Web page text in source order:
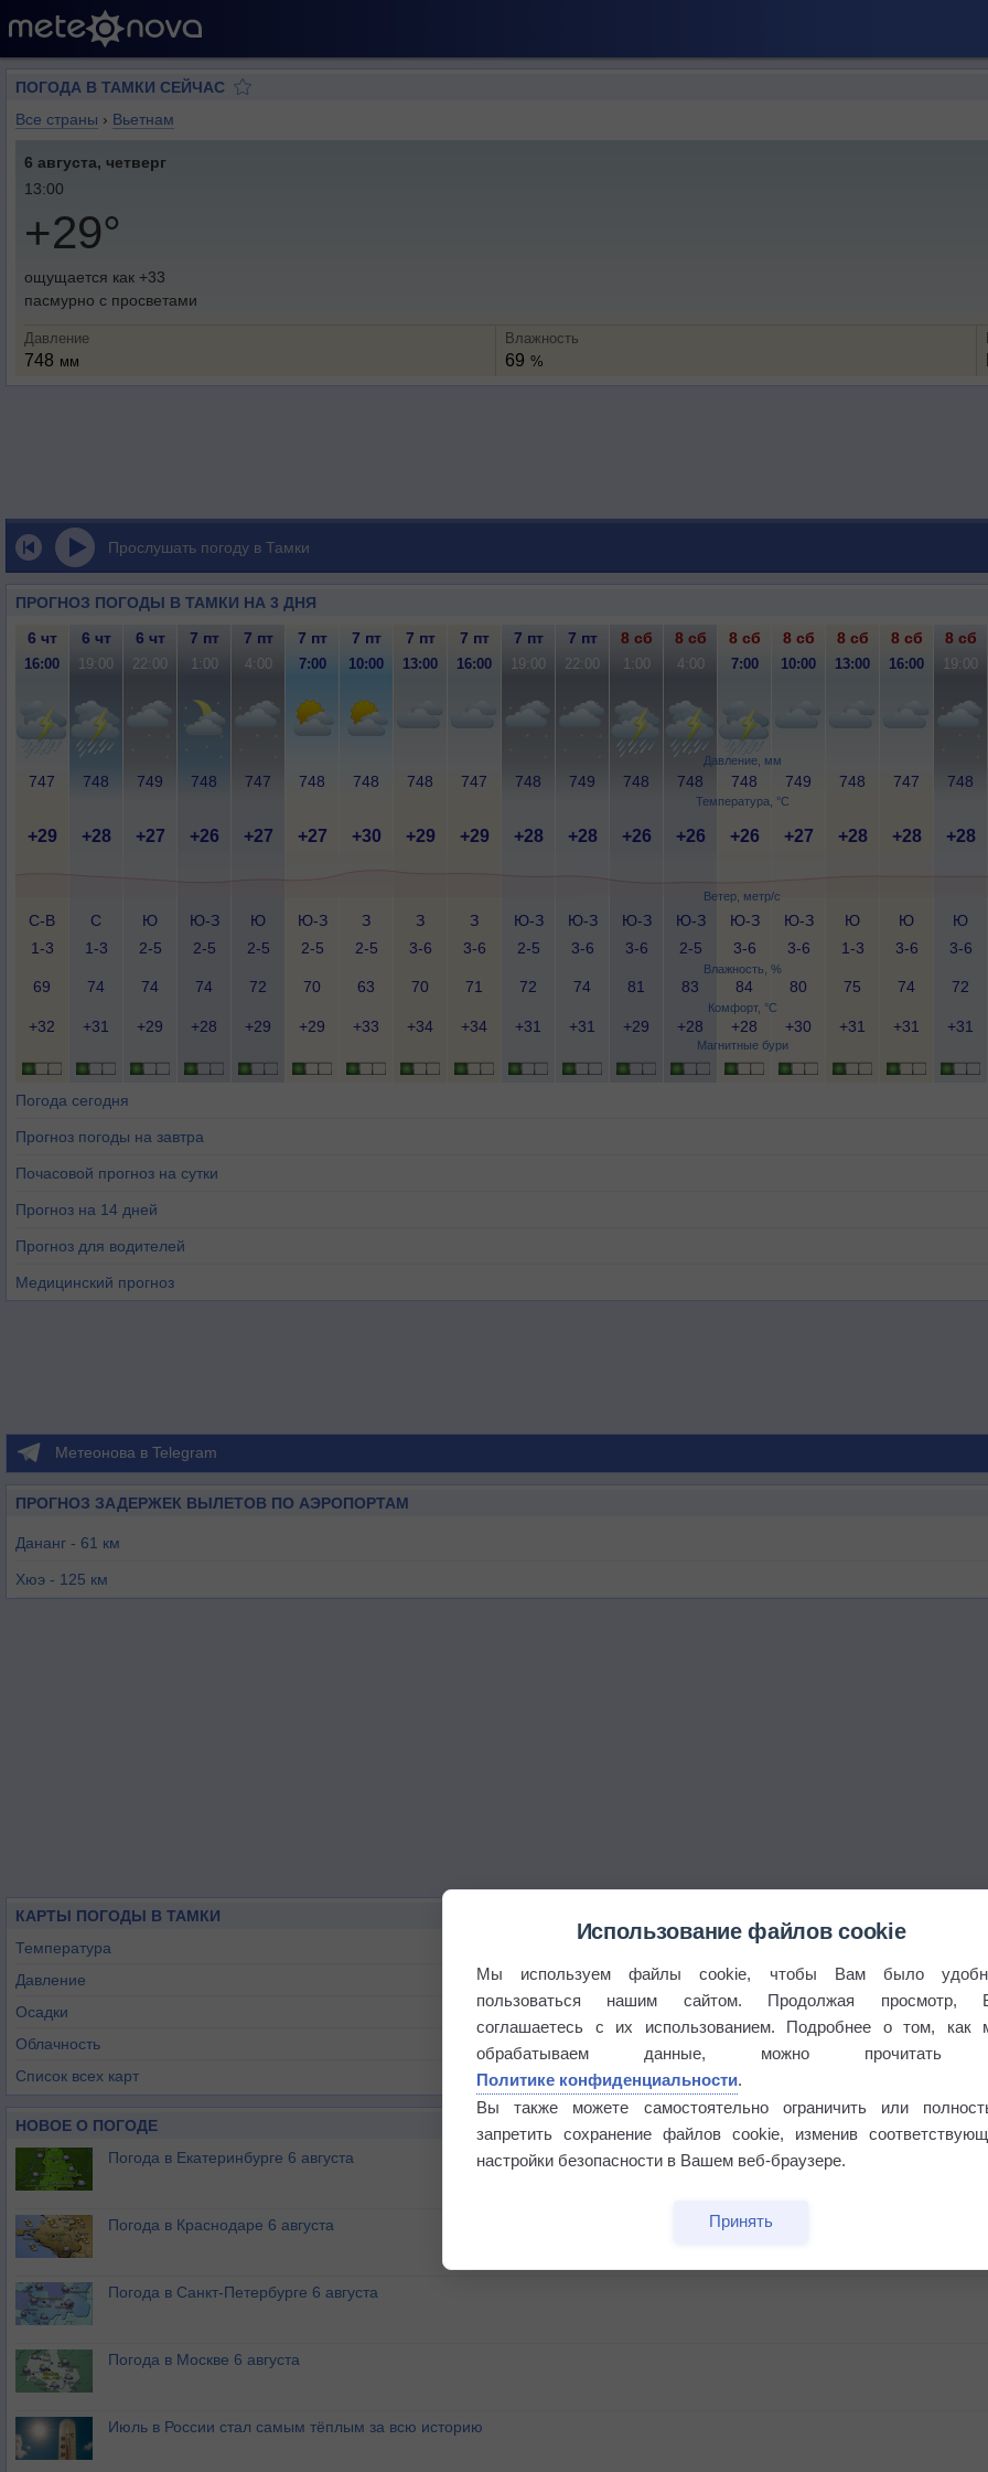
ПОГОДА В ТАМКИ СЕЙЧАС
Все страны › Вьетнам
6 августа, четверг
13:00
+29°
ощущается как +33
пасмурно с просветами
Давление
748 мм
Влажность
69 %
Прослушать погоду в Тамки
ПРОГНОЗ ПОГОДЫ В ТАМКИ НА 3 ДНЯ
Давление, мм
Температура, °C
Ветер, метр/с
Влажность, %
Комфорт, °C
Магнитные бури
6 чт 6 чт 6 чт 7 пт 7 пт 7 пт 7 пт 7 пт 7 пт 7 пт 7 пт 8 сб 8 сб 8 сб 8 сб 8 сб 8 сб 8 сб
16:00 19:00 22:00 1:00 4:00 7:00 10:00 13:00 16:00 19:00 22:00 1:00 4:00 7:00 10:00 13:00 16:00 19:00
747 748 749 748 747 748 748 748 747 748 749 748 748 748 749 748 747 748
+29 +28 +27 +26 +27 +27 +30 +29 +29 +28 +28 +26 +26 +26 +27 +28 +28 +28
С-В
1-3
С
1-3
Ю
2-5
Ю-З
2-5
Ю
2-5
Ю-З
2-5
З
2-5
З
3-6
З
3-6
Ю-З
2-5
Ю-З
3-6
Ю-З
3-6
Ю-З
2-5
Ю-З
3-6
Ю-З
3-6
Ю
1-3
Ю
3-6
Ю
3-6
69 74 74 74 72 70 63 70 71 72 74 81 83 84 80 75 74 72
+32 +31 +29 +28 +29 +29 +33 +34 +34 +31 +31 +29 +28 +28 +30 +31 +31 +31
Погода сегодня
Прогноз погоды на завтра
Почасовой прогноз на сутки
Прогноз на 14 дней
Прогноз для водителей
Медицинский прогноз
Метеонова в Telegram
ПРОГНОЗ ЗАДЕРЖЕК ВЫЛЕТОВ ПО АЭРОПОРТАМ
Дананг - 61 км
Хюэ - 125 км
КАРТЫ ПОГОДЫ В ТАМКИ
Температура
Давление
Осадки
Облачность
Список всех карт
НОВОЕ О ПОГОДЕ
Погода в Екатеринбурге 6 августа
Погода в Краснодаре 6 августа
Погода в Санкт-Петербурге 6 августа
Погода в Москве 6 августа
Июль в России стал самым тёплым за всю историю
Использование файлов cookie
Мы используем файлы cookie, чтобы Вам было
пользоваться нашим сайтом. Продолжая просмотр,
соглашаетесь с их использованием. Подробнее о том, как
обрабатываем данные, можно прочитать
Политике конфиденциальности.
Вы также можете самостоятельно ограничить или
запретить сохранение файлов cookie, изменив
настройки безопасности в Вашем веб-браузере.
Принять